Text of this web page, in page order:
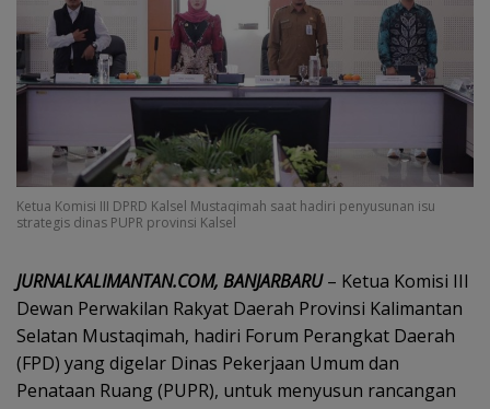
Ketua Komisi III DPRD Kalsel Mustaqimah saat hadiri penyusunan isu
strategis dinas PUPR provinsi Kalsel
JURNALKALIMANTAN.COM, BANJARBARU– Ketua Komisi III
Dewan Perwakilan Rakyat Daerah Provinsi Kalimantan
Selatan Mustaqimah, hadiri Forum Perangkat Daerah
(FPD) yang digelar Dinas Pekerjaan Umum dan
Penataan Ruang (PUPR), untuk menyusun rancangan